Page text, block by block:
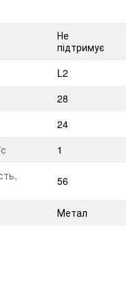
Не
підтримує
L2
28
24
1
56
Метал